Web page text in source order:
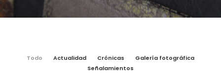
Todo Actualidad Crónicas
Galería fotográfica
Señalamientos